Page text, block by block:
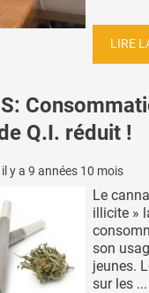
LIRE
Q.I. réduit !
y a 9 années 10 mois
Le
illicite »
son
jeunes.
sur les ...